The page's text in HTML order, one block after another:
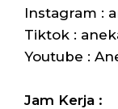
Instagram :
Tiktok :
Youtube :
Jam Kerja :